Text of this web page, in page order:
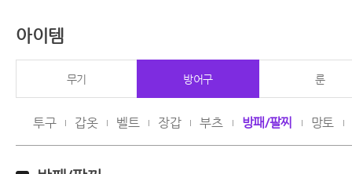
아이템
무기 방어구 룬
투구 갑옷 벨트 장갑 부츠 방패/팔찌 망토